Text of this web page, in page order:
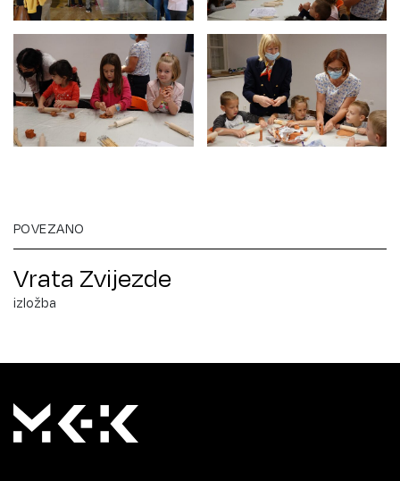
POVEZANO
Vrata Zvijezde
izložba